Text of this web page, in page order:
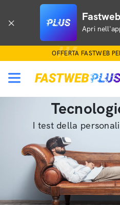
Apri
OFFERTA FASTWEB
I test della